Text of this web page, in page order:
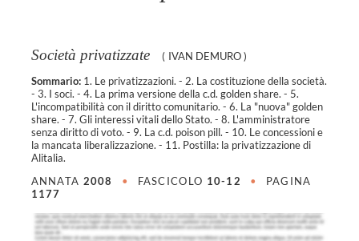
Società privatizzate ( IVAN DEMURO )
Sommario:1. Le privatizzazioni. - 2. La costituzione della società.
- 3. I soci. - 4. La prima versione della c.d. golden share. - 5.
L'incompatibilità con il diritto comunitario. - 6. La "nuova" golden
share. - 7. Gli interessi vitali dello Stato. - 8. L'amministratore
senza diritto di voto. - 9. La c.d. poison pill. - 10. Le concessioni e
la mancata liberalizzazione. - 11. Postilla: la privatizzazione di
Alitalia.
ANNATA 2008 • FASCICOLO 10-12 •
PAGINA
1177